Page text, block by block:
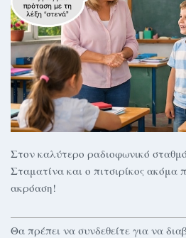
Στον καλύτερο ραδιοφωνικό
Σταματίνα και ο πιτσιρίκος ακόμα
ακρόαση!
Θα πρέπει να συνδεθείτε για να